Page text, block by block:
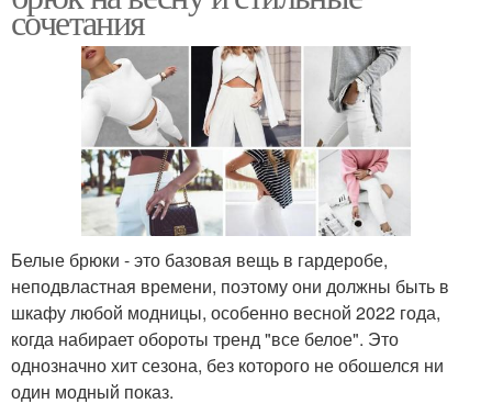
сочетания
Белые брюки - это базовая вещь в гардеробе,
неподвластная времени, поэтому они должны быть в
шкафу любой модницы, особенно весной 2022 года,
когда набирает обороты тренд "все белое". Это
однозначно хит сезона, без которого не обошелся ни
один модный показ.